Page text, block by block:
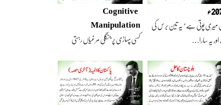
میری پوتی ہے‘ یہ تین برس کی
یہ سارا…
Cognitive
Manipulation
کسی پہاڑی پر جنگلی مرغیاں رہتی